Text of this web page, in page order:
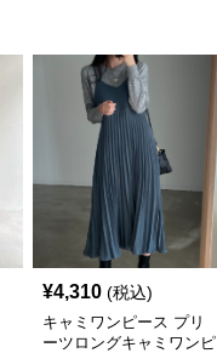
¥4,310 (税込)
キャミワンピース プリ
ーツロングキャミワンピ